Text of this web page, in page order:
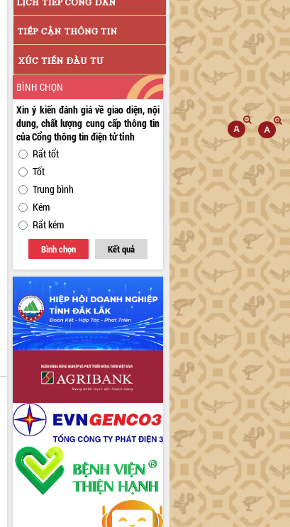
BÌNH CHỌN
Xin ý kiến đánh giá về giao diện, nội
dung, chất lượng cung cấp thông tin
của Cổng thông tin điện tử tỉnh
Rất tốt
Tốt
Trung bình
Kém
Rất kém
Bình chọn Kết quả